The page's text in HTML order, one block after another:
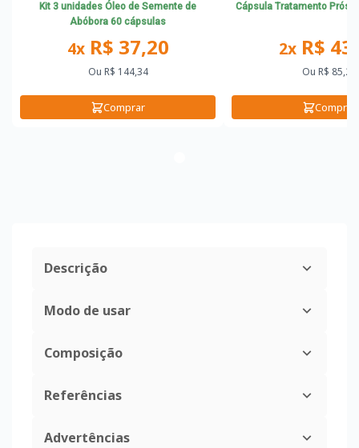
Kit 3 unidades Óleo de Semente de
Abóbora 60 cápsulas
4xR$ 37,20
Ou R$ 144,34
Comprar
Cápsula Tratamento
2xR$
Ou R$ 85,26
Comprar
Descrição
Modo de usar
Composição
Referências
Advertências